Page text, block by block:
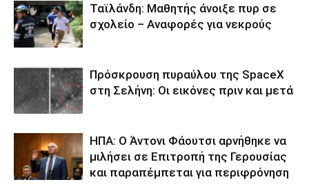
Ταϊλάνδη: Μαθητής άνοιξε πυρ σε
σχολείο – Αναφορές για νεκρούς
Πρόσκρουση πυραύλου της SpaceX
στη Σελήνη: Οι εικόνες πριν και μετά
ΗΠΑ: Ο Άντονι Φάουτσι αρνήθηκε να
μιλήσει σε Επιτροπή της Γερουσίας
και παραπέμπεται για περιφρόνηση